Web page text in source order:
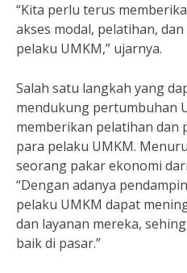
“Kita perlu terus
akses modal, pelatihan,
pelaku UMKM,” ujarnya.
Salah satu langkah yang
mendukung pertumbuhan
memberikan pelatihan dan
para pelaku UMKM.
seorang pakar ekonomi
“Dengan adanya
pelaku UMKM dapat
dan layanan mereka,
baik di pasar.”